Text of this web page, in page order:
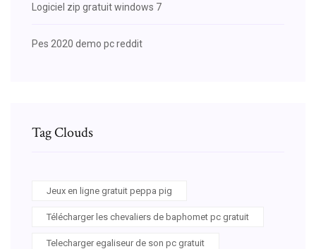
Logiciel zip gratuit windows 7
Pes 2020 demo pc reddit
Tag Clouds
Jeux en ligne gratuit peppa pig
Télécharger les chevaliers de baphomet pc gratuit
Telecharger egaliseur de son pc gratuit